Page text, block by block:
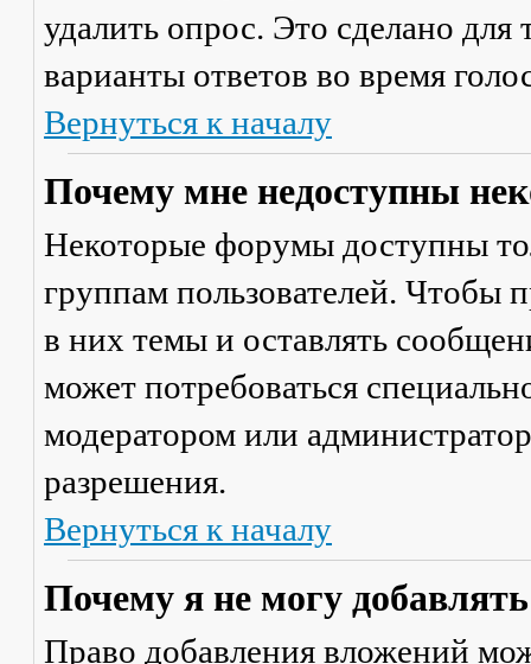
удалить опрос. Это сделано для
варианты ответов во время
Вернуться к началу
Почему мне недоступны
Некоторые форумы доступны
группам пользователей. Чтобы
в них темы и оставлять
может потребоваться
модератором или
разрешения.
Вернуться к началу
Почему я не могу
Право добавления вложений